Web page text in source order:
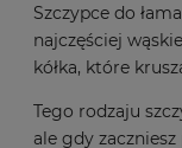
Szczypce do
najczęściej
kółka, które
Tego rodzaju
ale gdy